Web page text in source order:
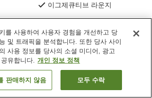
이그제큐티브 라운지
웨인 카운티 더 사이렌 호텔, 애쉬 호텔
객실 보기
를 사용하여 사용자 경험을 개선하고 당
및 트래픽을 분석합니다. 또한 당사 사이
사용 정보를 당사의 소셜 미디어, 광고
유합니다. 개인 정보 정책
판매하지 않음 모두 수락